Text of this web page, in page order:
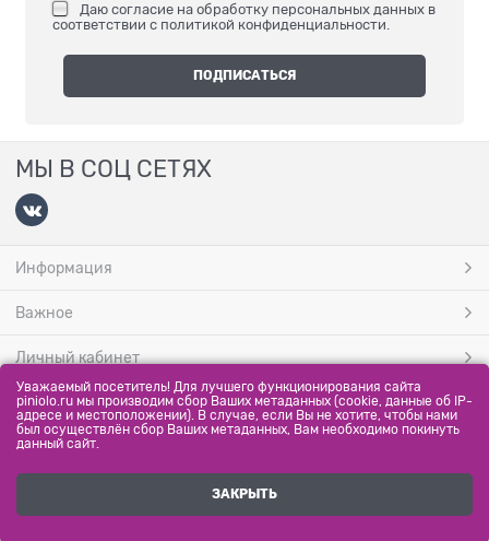
Даю согласие на обработку персональных данных в
соответствии с политикой конфиденциальности.
МЫ В СОЦ СЕТЯХ
Информация
Важное
Личный кабинет
МЫ ПРИНИМАЕМ
Полная версия сайта
Уважаемый посетитель! Для лучшего функционирования сайта
piniolo.ru мы производим сбор Ваших метаданных (cookie, данные об IP-
адресе и местоположении). В случае, если Вы не хотите, чтобы нами
был осуществлён сбор Ваших метаданных, Вам необходимо покинуть
данный сайт.
ЗАКРЫТЬ